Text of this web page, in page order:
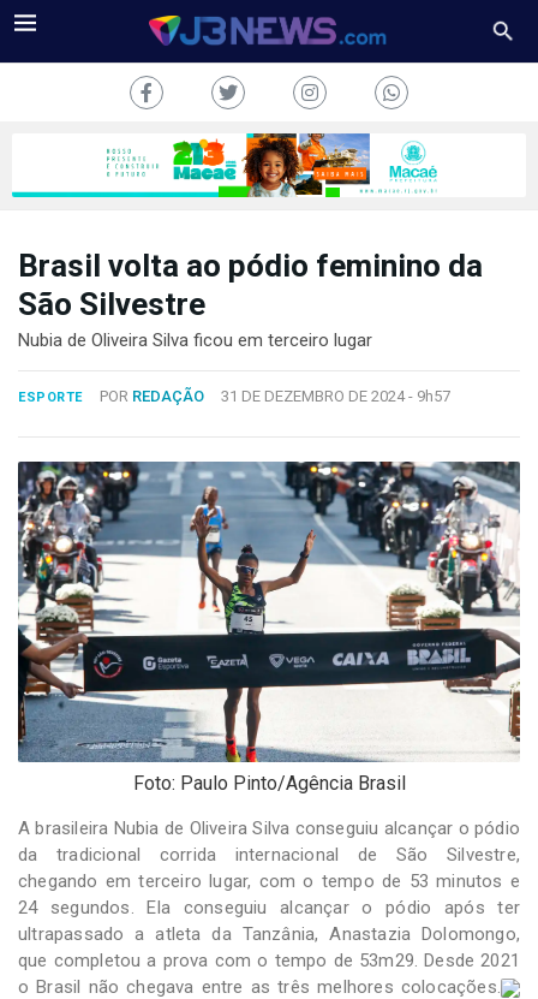
TV
FALE
CONOSCO
Copyright
2024
Desenvolvido
por
Hesea
Tecnologia
Sistemas
Brasil volta ao pódio feminino da
São Silvestre
Nubia de Oliveira Silva ficou em terceiro lugar
ESPORTE POR REDAÇÃO 31 DE DEZEMBRO DE 2024 - 9h57
Foto: Paulo Pinto/Agência Brasil
A brasileira Nubia de Oliveira Silva conseguiu alcançar o pódio
da tradicional corrida internacional de São Silvestre,
chegando em terceiro lugar, com o tempo de 53 minutos e
24 segundos. Ela conseguiu alcançar o pódio após ter
ultrapassado a atleta da Tanzânia, Anastazia Dolomongo,
que completou a prova com o tempo de 53m29. Desde 2021
o Brasil não chegava entre as três melhores colocações.